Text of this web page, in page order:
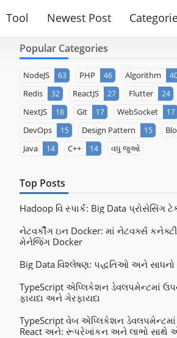
Tool Newest Post
Popular Categories
NodeJS 63 PHP 46 Algorithm
Redis 32 ReactJS 27 Flutter 24
NextJS 18 Git 17 WebSocket 17
DevOps 15 Design Pattern 15
Java 14 C++ 14 વધુ જુઓ
Top Posts
Hadoop વિ સ્પાર્ક: Big Data પ્રોસેસિંગ
નેટવર્કીંગ ઇન Docker: માં નેટવર્ક્સ
મેનેજિંગ Docker
Big Data વિશ્લેષણ: પદ્ધતિઓ અને સાધનો
TypeScript એપ્લિકેશન ડેવલપમેન્ટમાં
ફાયદા અને ગેરફાયદા
TypeScript વેબ એપ્લિકેશન ડેવલપમેન્ટમાં
React અને: રૂપરેખાંકન અને લાભો સાથે